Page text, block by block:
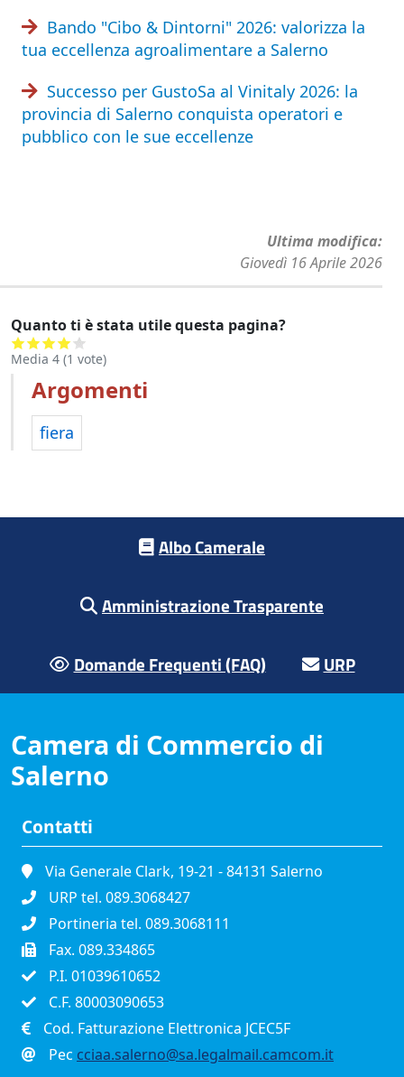
Bando "Cibo & Dintorni" 2026: valorizza la
tua eccellenza agroalimentare a Salerno
Successo per GustoSa al Vinitaly 2026: la
provincia di Salerno conquista operatori e
pubblico con le sue eccellenze
Ultima modifica
Giovedì 16 Aprile 2026
Quanto ti è stata utile questa pagina?
Media 4 (1 vote)
Argomenti
fiera
Albo Camerale
Amministrazione Trasparente
Domande Frequenti (FAQ) URP
Camera di Commercio di
Salerno
Contatti
Via Generale Clark, 19-21 - 84131 Salerno
URP tel. 089.3068427
Portineria tel. 089.3068111
Fax. 089.334865
P.I. 01039610652
C.F. 80003090653
Cod. Fatturazione Elettronica JCEC5F
Pec cciaa.salerno@sa.legalmail.camcom.it